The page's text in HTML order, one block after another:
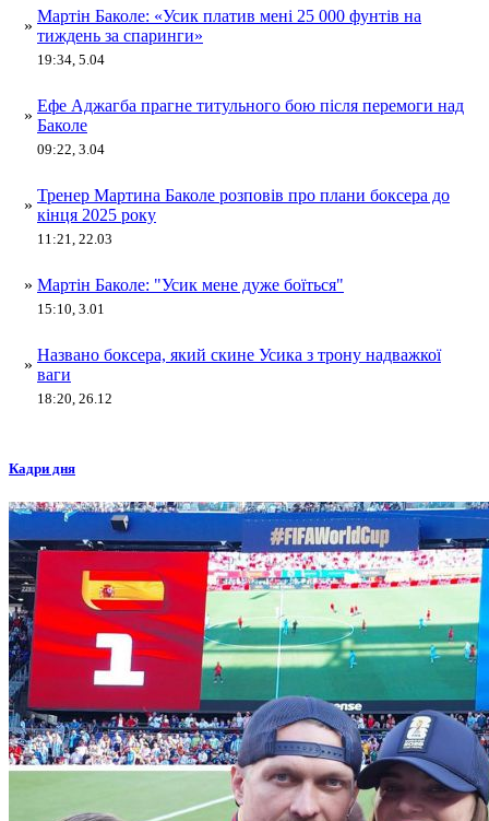
»
Мартін Баколе: «Усик платив мені 25 000 фунтів на
тиждень за спаринги»
19:34, 5.04
»
Ефе Аджагба прагне титульного бою після перемоги над
Баколе
09:22, 3.04
»
Тренер Мартина Баколе розповів про плани боксера до
кінця 2025 року
11:21, 22.03
» Мартін Баколе: "Усик мене дуже боїться"
15:10, 3.01
»
Названо боксера, який скине Усика з трону надважкої
ваги
18:20, 26.12
Кадри дня